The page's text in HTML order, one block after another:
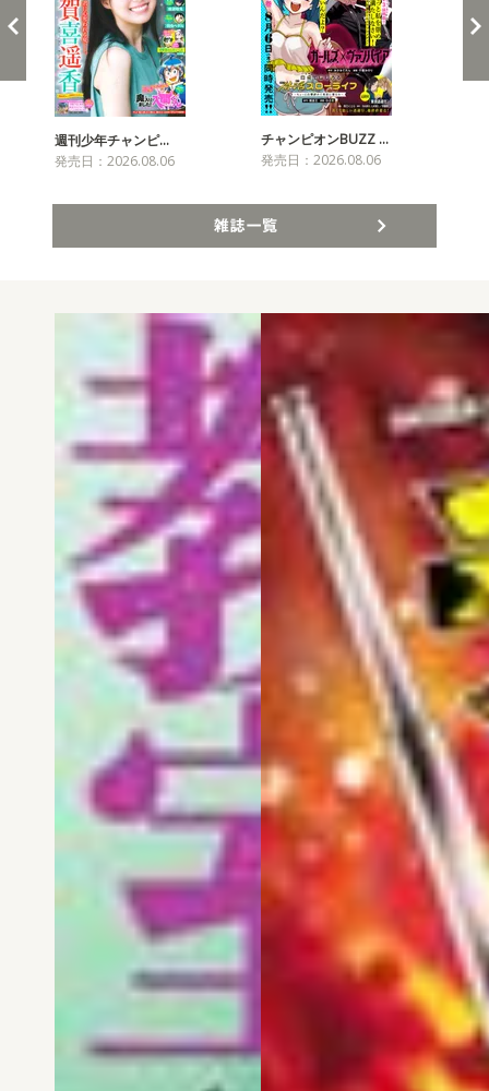
週刊少年チャンピ…
発売日：2026.08.06
チャンピオンBUZZ …
発売日：2026.08.06